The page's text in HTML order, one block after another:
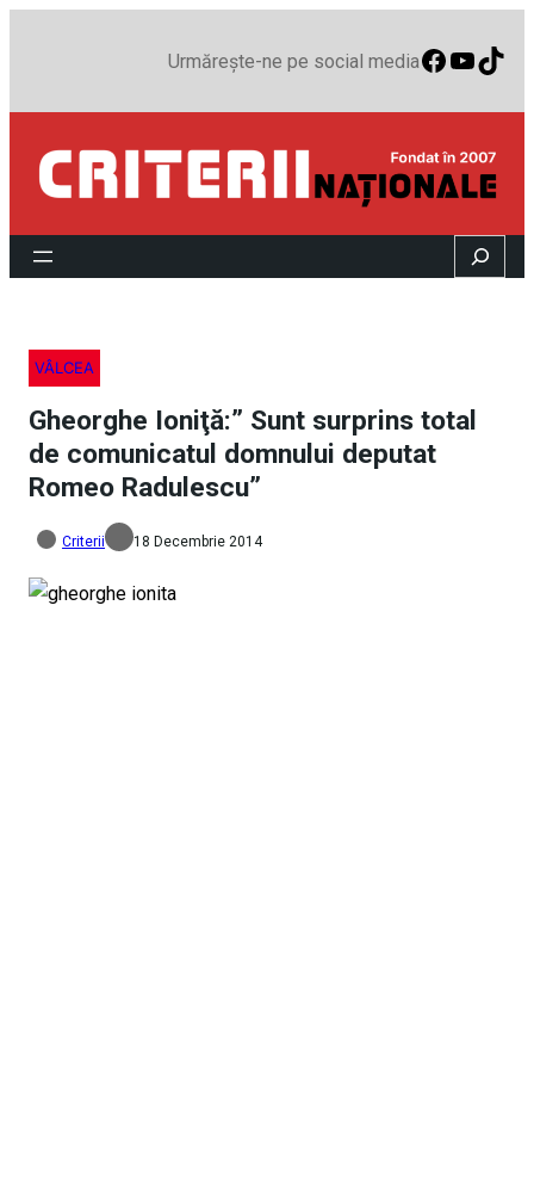
Urmărește-ne pe social media
Search
VÂLCEA
Gheorghe Ioniţă:” Sunt surprins total
de comunicatul domnului deputat
Romeo Radulescu”
Criterii 18 Decembrie 2014